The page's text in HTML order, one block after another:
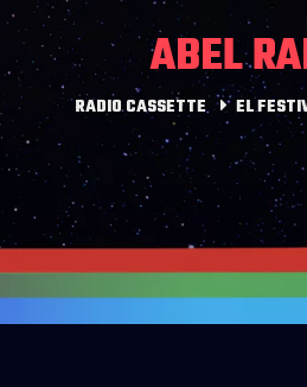
ABEL
RADIO CASSETTE EL